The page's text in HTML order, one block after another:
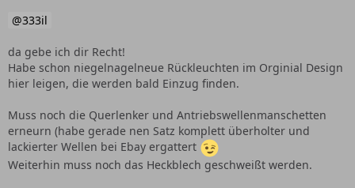
333il
da gebe ich dir Recht!
Habe schon niegelnagelneue Rückleuchten im Orginial Design
hier leigen, die werden bald Einzug finden.
Muss noch die Querlenker und Antriebswellenmanschetten
erneurn (habe gerade nen Satz komplett überholter und
lackierter Wellen bei Ebay ergattert
Weiterhin muss noch das Heckblech geschweißt werden.